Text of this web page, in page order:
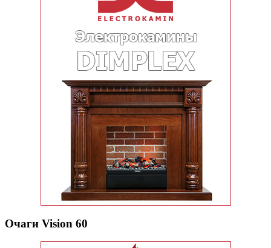
Очаги Vision 60